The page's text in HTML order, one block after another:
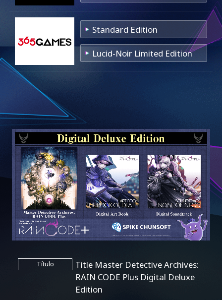
Standard Edition
Lucid-Noir Limited Edition
Título
Title Master Detective Archives:
RAIN CODE Plus Digital Deluxe
Edition